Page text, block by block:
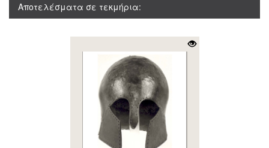
Αποτελέσματα σε τεκμήρια: